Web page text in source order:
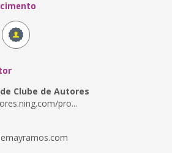
Clube de Autores
pro...